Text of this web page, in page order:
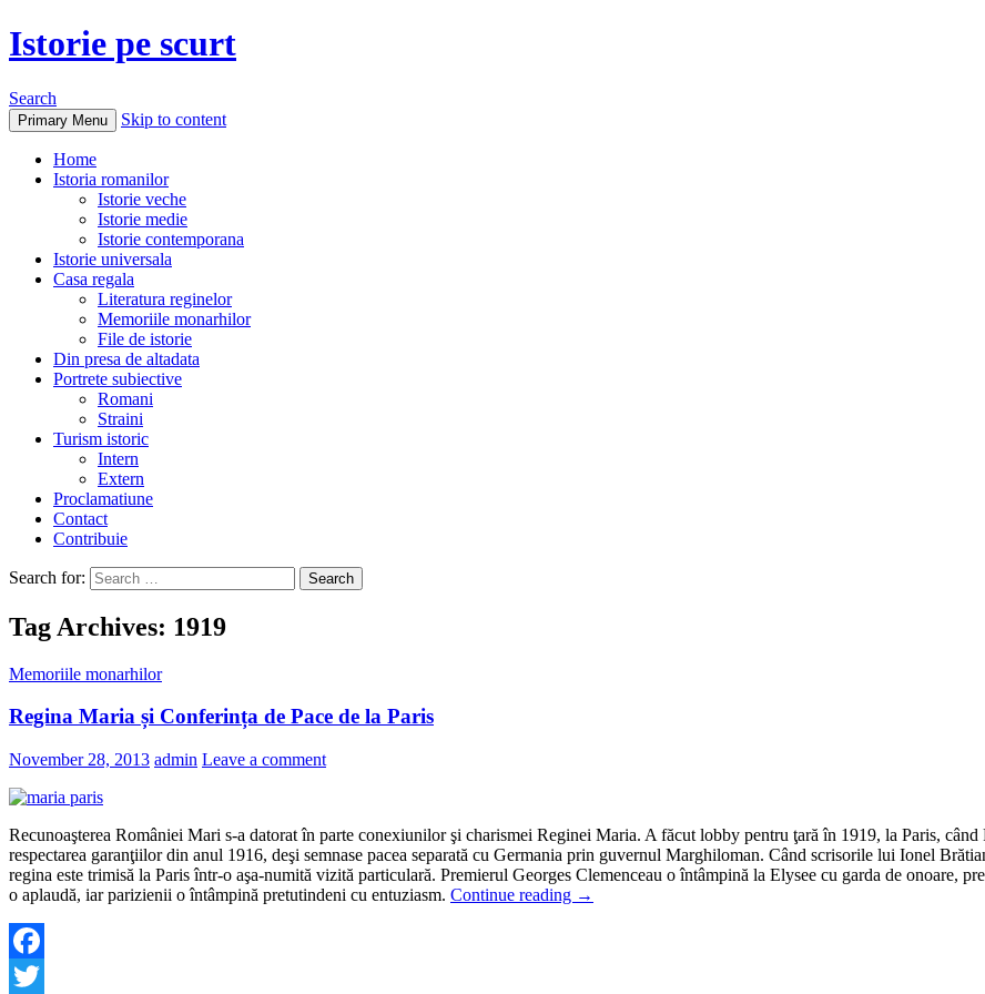
Istorie pe scurt
Search
Primary Menu Skip to content
Home
Istoria romanilor
Istorie veche
Istorie medie
Istorie contemporana
Istorie universala
Casa regala
Literatura reginelor
Memoriile monarhilor
File de istorie
Din presa de altadata
Portrete subiective
Romani
Straini
Turism istoric
Intern
Extern
Proclamatiune
Contact
Contribuie
Search for:
Tag Archives: 1919
Memoriile monarhilor
Regina Maria și Conferința de Pace de la Paris
November 28, 2013 admin Leave a comment
Recunoaşterea României Mari s-a datorat în parte conexiunilor şi charismei Reginei Maria. A făcut lobby pentru ţară în 1919, la Paris,
respectarea garanţiilor din anul 1916, deşi semnase pacea separată cu Germania prin guvernul Marghiloman. Când scrisorile lui Ionel
regina este trimisă la Paris într-o aşa-numită vizită particulară. Premierul Georges Clemenceau o întâmpină la Elysee cu garda de onoare,
o aplaudă, iar parizienii o întâmpină pretutindeni cu entuziasm. Continue reading →
Facebook